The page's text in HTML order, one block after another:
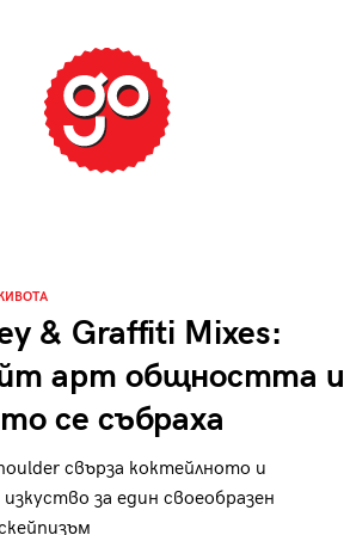
& Graffiti Mixes:
арт общността и
се събраха
свърза коктейлното и
за един своеобразен